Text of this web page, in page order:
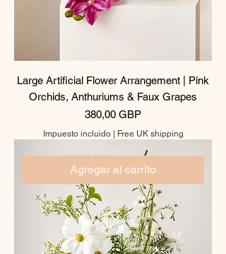
Large Artificial Flower Arrangement | Pink
Orchids, Anthuriums & Faux Grapes
Precio
380,00 GBP
Impuesto incluido| Free UK shipping
Agregar al carrito